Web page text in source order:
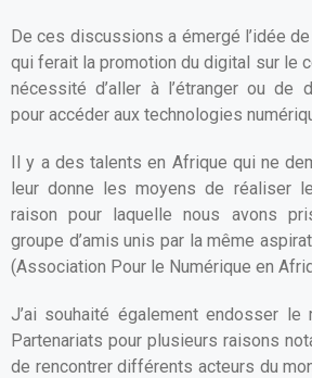
De ces discussions a émergé l’idée
qui ferait la promotion du digital sur le
nécessité d’aller à l’étranger ou de
pour accéder aux technologies
Il y a des talents en Afrique qui ne
leur donne les moyens de réaliser
raison pour laquelle nous avons
groupe d’amis unis par la même
(Association Pour le Numérique en
J’ai souhaité également endosser le
Partenariats pour plusieurs raisons
de rencontrer différents acteurs du